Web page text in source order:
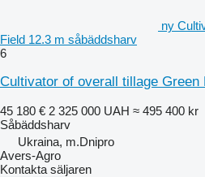
ny
Field 12.3 m såbäddsharv
6
Cultivator of overall tillage Green
45 180 € 2 325 000 UAH ≈ 495 400 kr
Såbäddsharv
Ukraina, m.Dnipro
Avers-Agro
Kontakta säljaren